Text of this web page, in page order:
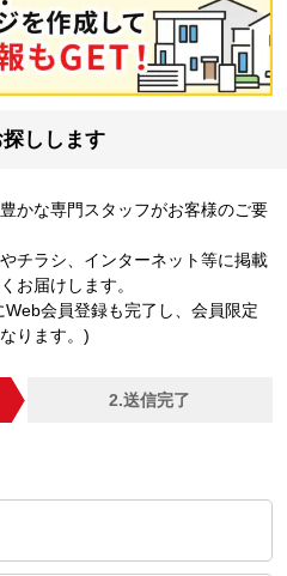
しします
かな専門スタッフがお客様のご要
チラシ、インターネット等に掲載
お届けします。
会員登録も完了し、会員限定
ります。)
2.送信完了